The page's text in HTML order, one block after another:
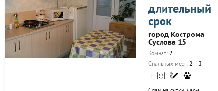
длительный
срок
город Кострома
Суслова 15
Комнат: 2
Спальных мест: 2